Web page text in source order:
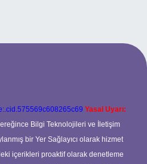
Yasal Uyarı:
Bilgi Teknolojileri ve İletişim
bir Yer Sağlayıcı olarak hizmet
içerikleri proaktif olarak denetleme